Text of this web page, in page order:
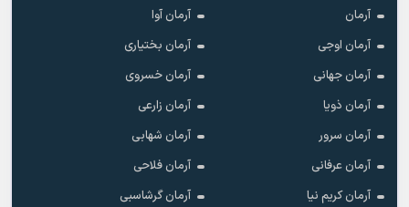
آرمان
آرمان آوا
آرمان اوجی
آرمان بختیاری
آرمان جهانی
آرمان خسروی
آرمان ذویا
آرمان زارعی
آرمان سرور
آرمان شهابی
آرمان عرفانی
آرمان فلاحی
آرمان کریم نیا
آرمان گرشاسبی